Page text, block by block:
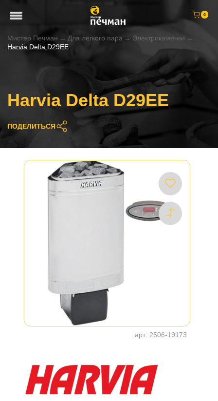
0
Мистер Печман → Для лёгкого пара → Электрокаменки →
Harvia Delta D29EE
Harvia Delta D29EE
ПОДЕЛИТЬСЯ
арт: 2506-19173